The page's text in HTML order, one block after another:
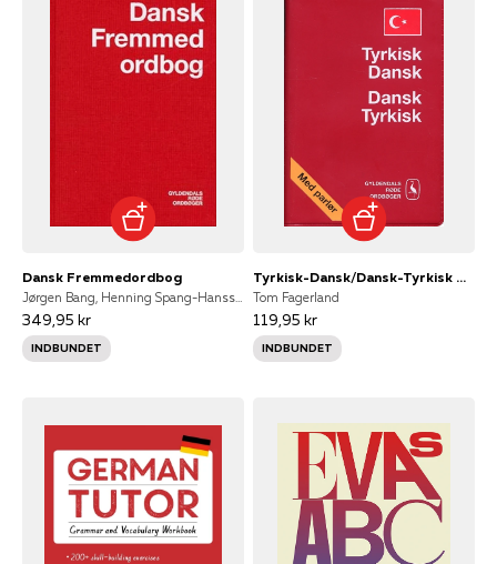
Dansk Fremmedordbog
349,95 kr
INDBUNDET
Tyrkisk-Dansk/Dansk-Tyrkisk Ordbog
Tom Fagerland
119,95 kr
INDBUNDET